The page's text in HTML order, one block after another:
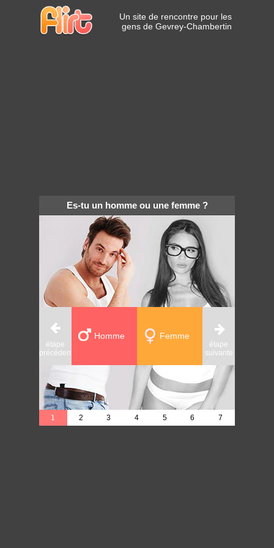
Un site de rencontre pour les
gens de Gevrey-Chambertin
Es-tu un homme ou une femme ?
étape
précédente
Femme
Homme
étape
suivante
1 2 3 4 5 6 7